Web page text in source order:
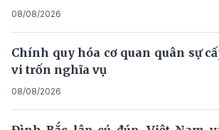
08/08/2026
Chính quy hóa cơ quan quân sự
vi trốn nghĩa vụ
08/08/2026